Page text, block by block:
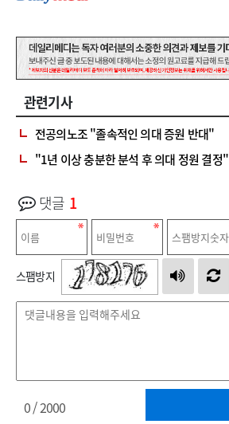
관련기사
전공의노조 "졸속적인 의대 증원 반대"
"1년 이상 충분한 분석 후 의대 정원 결정"
댓글 1
스팸방지
0/ 2000